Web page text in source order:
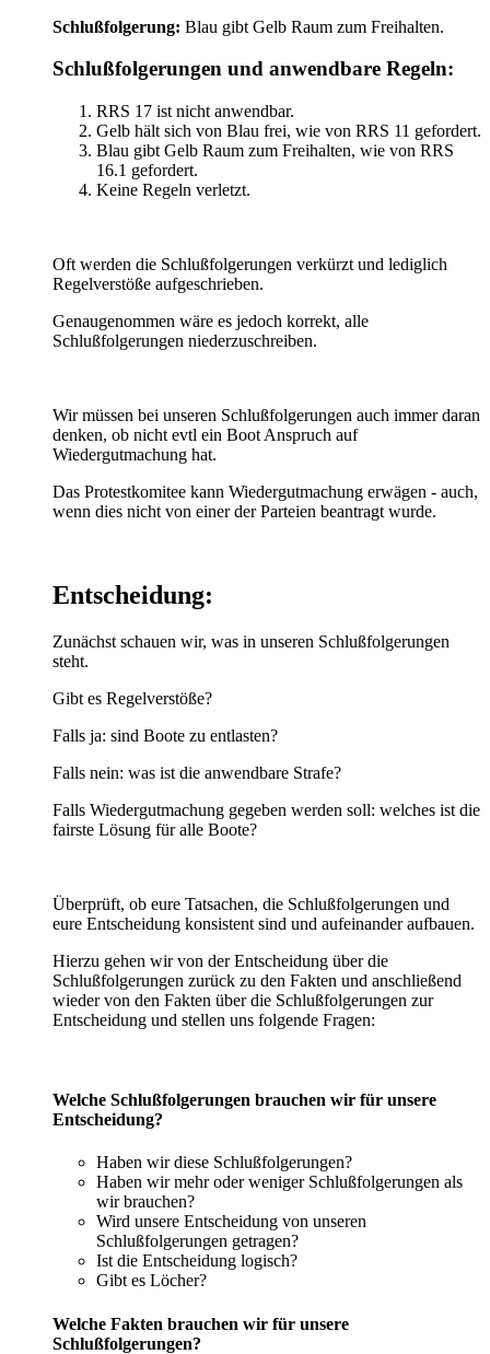
Schlußfolgerung: Blau gibt Gelb Raum zum Freihalten.
Schlußfolgerungen und anwendbare Regeln:
RRS 17 ist nicht anwendbar.
Gelb hält sich von Blau frei, wie von RRS 11 gefordert.
Blau gibt Gelb Raum zum Freihalten, wie von RRS
16.1 gefordert.
Keine Regeln verletzt.
Oft werden die Schlußfolgerungen verkürzt und lediglich
Regelverstöße aufgeschrieben.
Genaugenommen wäre es jedoch korrekt, alle
Schlußfolgerungen niederzuschreiben.
Wir müssen bei unseren Schlußfolgerungen auch immer daran
denken, ob nicht evtl ein Boot Anspruch auf
Wiedergutmachung hat.
Das Protestkomitee kann Wiedergutmachung erwägen - auch,
wenn dies nicht von einer der Parteien beantragt wurde.
Entscheidung:
Zunächst schauen wir, was in unseren Schlußfolgerungen
steht.
Gibt es Regelverstöße?
Falls ja: sind Boote zu entlasten?
Falls nein: was ist die anwendbare Strafe?
Falls Wiedergutmachung gegeben werden soll: welches ist die
fairste Lösung für alle Boote?
Überprüft, ob eure Tatsachen, die Schlußfolgerungen und
eure Entscheidung konsistent sind und aufeinander aufbauen.
Hierzu gehen wir von der Entscheidung über die
Schlußfolgerungen zurück zu den Fakten und anschließend
wieder von den Fakten über die Schlußfolgerungen zur
Entscheidung und stellen uns folgende Fragen:
Welche Schlußfolgerungen brauchen wir für unsere
Entscheidung?
Haben wir diese Schlußfolgerungen?
Haben wir mehr oder weniger Schlußfolgerungen als
wir brauchen?
Wird unsere Entscheidung von unseren
Schlußfolgerungen getragen?
Ist die Entscheidung logisch?
Gibt es Löcher?
Welche Fakten brauchen wir für unsere
Schlußfolgerungen?